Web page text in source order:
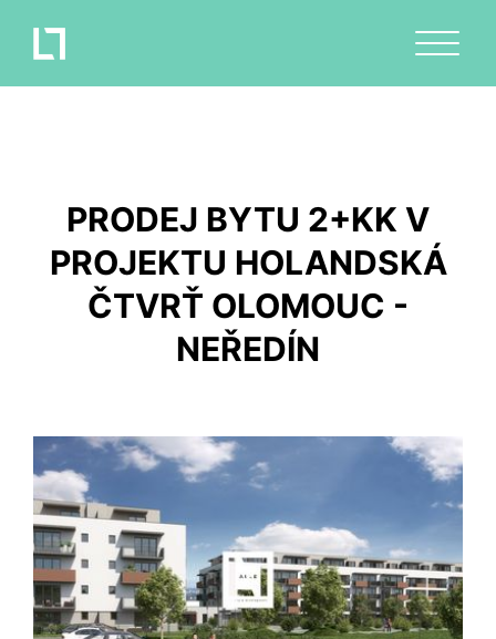
PRODEJ BYTU 2+KK V
PROJEKTU HOLANDSKÁ
ČTVRŤ OLOMOUC -
NEŘEDÍN